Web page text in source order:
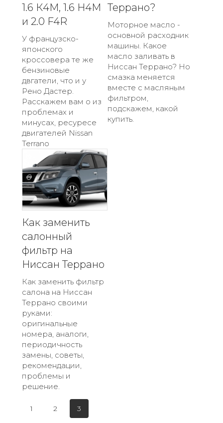
1.6 К4М, 1.6 Н4М
и 2.0 F4R
У французско-
японского
кроссовера те же
бензиновые
двгатели, что и у
Рено Дастер.
Расскажем вам о из
проблемах и
минусах, ресуресе
двигателей Nissan
Terrano
Террано?
Моторное масло -
основной расходник
машины. Какое
масло заливать в
Ниссан Террано? Но
смазка меняется
вместе с масляным
фильтром,
подскажем, какой
купить.
Как заменить
салонный
фильтр на
Ниссан Террано
Как заменить фильтр
салона на Ниссан
Террано своими
руками:
оригинальные
номера, аналоги,
периодичность
замены, советы,
рекомендации,
проблемы и
решение.
1 2 3